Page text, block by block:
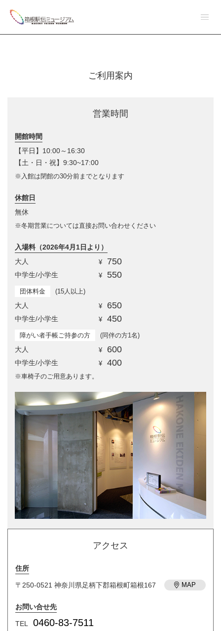
ご利用案内
営業時間
開館時間
【平日】10:00～16:30
【土・日・祝】9:30~17:00
※入館は閉館の30分前までとなります
休館日
無休
※冬期営業については直接お問い合わせください
入場料（2026年4月1日より）
大人
¥ 750
中学生/小学生 ¥ 550
団体料金 (15人以上)
大人 ¥ 650
中学生/小学生 ¥ 450
障がい者手帳ご持参の方 (同伴の方1名)
大人 ¥ 600
中学生/小学生 ¥ 400
※車椅子のご用意あります。
アクセス
住所
〒250-0521 神奈川県足柄下郡箱根町箱根167 MAP
お問い合せ先
TEL 0460-83-7511